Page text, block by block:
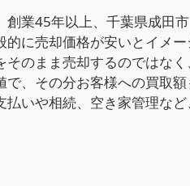
業45年以上、千葉県成田
に売却価格が安いとイメ
のまま売却するのではな
、その分お客様への買取
いや相続、空き家管理な